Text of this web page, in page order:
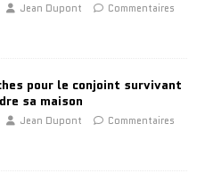
Jean Dupont
Commentaires
pour le conjoint survivant
sa maison
Jean Dupont
Commentaires